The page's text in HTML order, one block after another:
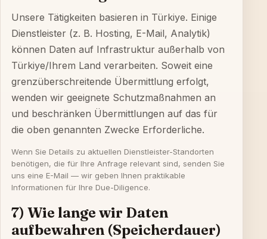
Unsere Tätigkeiten basieren in Türkiye. Einige
Dienstleister (z. B. Hosting, E-Mail, Analytik)
können Daten auf Infrastruktur außerhalb von
Türkiye/Ihrem Land verarbeiten. Soweit eine
grenzüberschreitende Übermittlung erfolgt,
wenden wir geeignete Schutzmaßnahmen an
und beschränken Übermittlungen auf das für
die oben genannten Zwecke Erforderliche.
Wenn Sie Details zu aktuellen Dienstleister-Standorten
benötigen, die für Ihre Anfrage relevant sind, senden Sie
uns eine E-Mail — wir geben Ihnen praktikable
Informationen für Ihre Due-Diligence.
7) Wie lange wir Daten
aufbewahren (Speicherdauer)